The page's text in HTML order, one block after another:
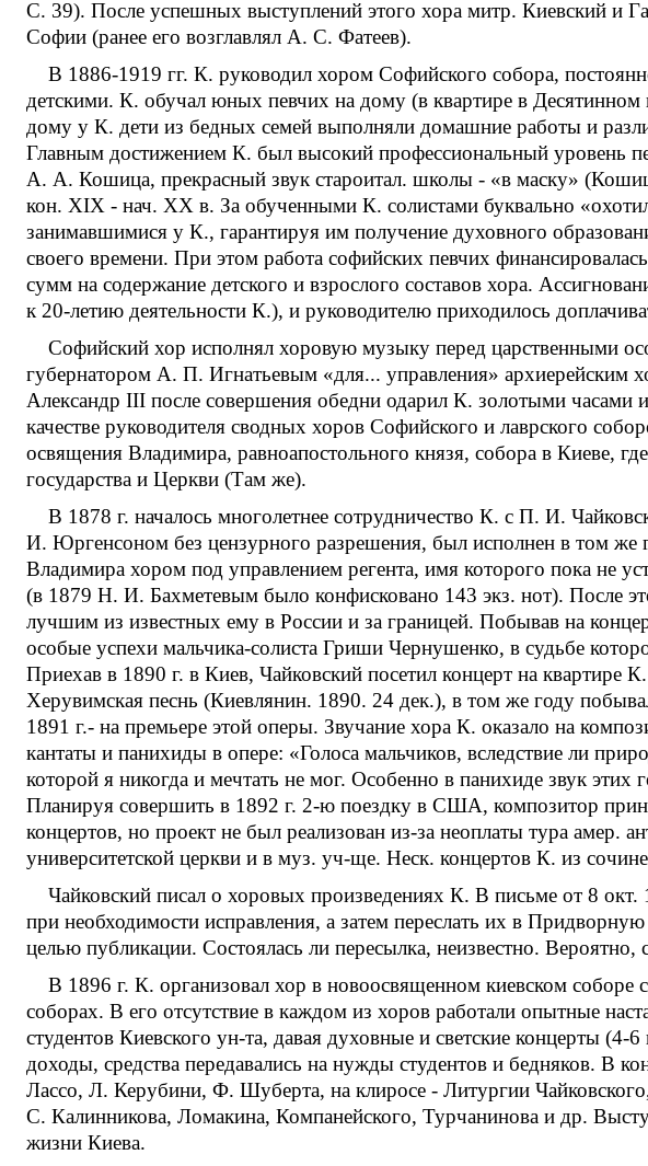
С. 39). После успешных выступлений этого хора митр. Киевский и
Софии (ранее его возглавлял А. С. Фатеев).
В 1886-1919 гг. К. руководил хором Софийского собора,
детскими. К. обучал юных певчих на дому (в квартире в
дому у К. дети из бедных семей выполняли домашние работы и
Главным достижением К. был высокий профессиональный уровень
А. А. Кошица, прекрасный звук староитал. школы - «в маску»
кон. XIX - нач. XX в. За обученными К. солистами буквально
занимавшимися у К., гарантируя им получение духовного
своего времени. При этом работа софийских певчих
сумм на содержание детского и взрослого составов хора.
к 20-летию деятельности К.), и руководителю приходилось
Софийский хор исполнял хоровую музыку перед царственными
губернатором А. П. Игнатьевым «для... управления» архиерейским
Александр III после совершения обедни одарил К. золотыми
качестве руководителя сводных хоров Софийского и лаврского
освящения Владимира, равноапостольного князя, собора в Киеве,
государства и Церкви (Там же).
В 1878 г. началось многолетнее сотрудничество К. с П. И.
И. Юргенсоном без цензурного разрешения, был исполнен в том же
Владимира хором под управлением регента, имя которого пока не
(в 1879 Н. И. Бахметевым было конфисковано 143 экз. нот). После
лучшим из известных ему в России и за границей. Побывав на
особые успехи мальчика-солиста Гриши Чернушенко, в судьбе
Приехав в 1890 г. в Киев, Чайковский посетил концерт на
Херувимская песнь (Киевлянин. 1890. 24 дек.), в том же году
1891 г.- на премьере этой оперы. Звучание хора К. оказало на
кантаты и панихиды в опере: «Голоса мальчиков, вследствие ли
которой я никогда и мечтать не мог. Особенно в панихиде звук
Планируя совершить в 1892 г. 2-ю поездку в США, композитор
концертов, но проект не был реализован из-за неоплаты тура амер.
университетской церкви и в муз. уч-ще. Неск. концертов К. из
Чайковский писал о хоровых произведениях К. В письме от 8
при необходимости исправления, а затем переслать их в
целью публикации. Состоялась ли пересылка, неизвестно.
В 1896 г. К. организовал хор в новоосвященном киевском соборе
соборах. В его отсутствие в каждом из хоров работали опытные
студентов Киевского ун-та, давая духовные и светские концерты
доходы, средства передавались на нужды студентов и бедняков. В
Лассо, Л. Керубини, Ф. Шуберта, на клиросе - Литургии
С. Калинникова, Ломакина, Компанейского, Турчанинова и др.
жизни Киева.